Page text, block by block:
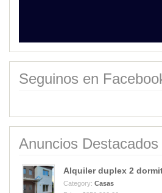
Seguinos en
Anuncios Destacados
Alquiler duplex 2
Category: Casas